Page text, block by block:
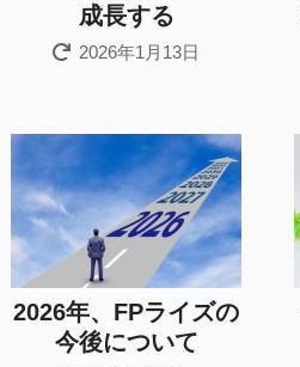
成長する
2026年1月13日
2026年、FPライズの
今後について